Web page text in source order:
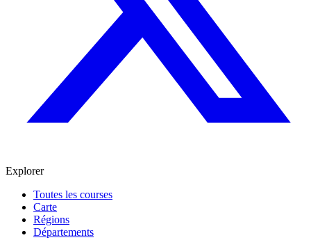
Explorer
Toutes les courses
Carte
Régions
Départements